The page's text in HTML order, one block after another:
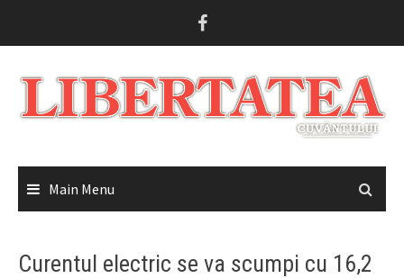
Main Menu
Curentul electric se va scumpi cu 16,2